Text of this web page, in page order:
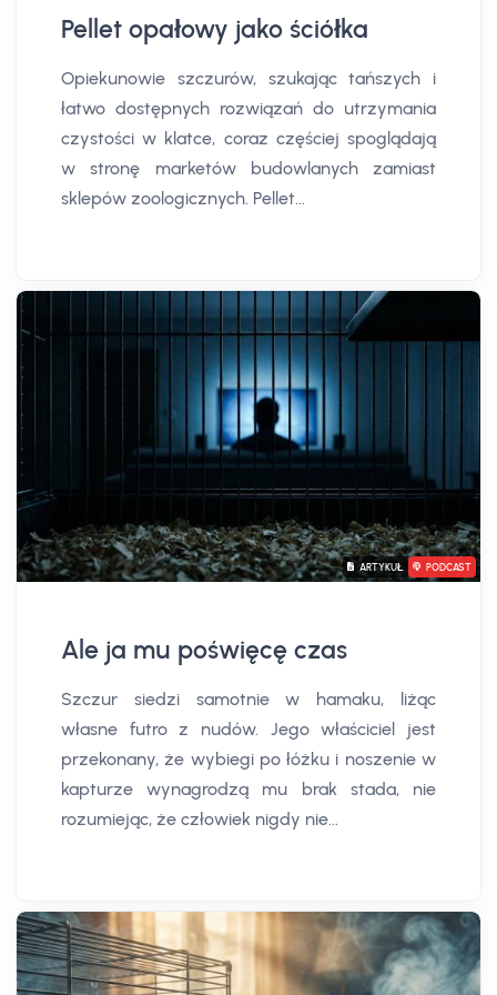
Pellet opałowy jako ściółka
Opiekunowie szczurów, szukając tańszych i
łatwo dostępnych rozwiązań do utrzymania
czystości w klatce, coraz częściej spoglądają
w stronę marketów budowlanych zamiast
sklepów zoologicznych. Pellet...
ARTYKUŁ PODCAST
Ale ja mu poświęcę czas
Szczur siedzi samotnie w hamaku, liżąc
własne futro z nudów. Jego właściciel jest
przekonany, że wybiegi po łóżku i noszenie w
kapturze wynagrodzą mu brak stada, nie
rozumiejąc, że człowiek nigdy nie...